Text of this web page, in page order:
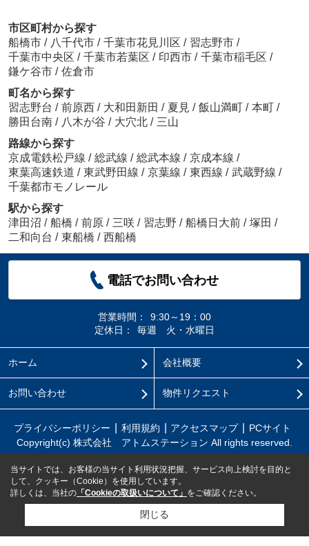
市区町村から探す
船橋市 / 八千代市 / 千葉市花見川区 / 習志野市 /
千葉市中央区 / 千葉市若葉区 / 印西市 / 千葉市稲毛区 /
鎌ケ谷市 / 佐倉市
町名から探す
習志野台 / 前原西 / 大和田新田 / 夏見 / 飯山満町 / 本町 /
勝田台南 / 八木が谷 / 大穴北 / 三山
路線から探す
京成電鉄松戸線 / 総武線 / 総武本線 / 京成本線 /
東葉高速鉄道 / 東武野田線 / 京葉線 / 東西線 / 武蔵野線 /
千葉都市モノレール
駅から探す
津田沼 / 船橋 / 前原 / 三咲 / 習志野 / 船橋日大前 / 塚田 /
二和向台 / 東船橋 / 西船橋
電話でお問い合わせ
営業時間：
9:30～19：00
定休日：
毎週 火・水曜日
ホーム 会社概要
お問い合わせ 物件リクエスト
プライバシーポリシー 利用規約 アクセスマップ
PCサイト
Copyright(c) 株式会社 アトムステーション All rights reserved.
当サイトでは、お客様の当サイト利用状況把握、サービス向上検討を目的と
して、クッキー（Cookie）を使用しています。
詳しくは、当社の 「Cookieの取扱いについて」 をご確認ください。
閉じる